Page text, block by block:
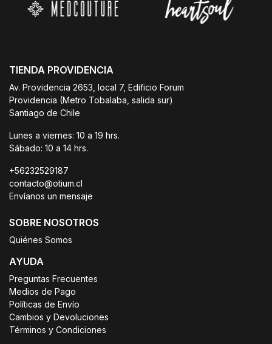
TIENDA PROVIDENCIA
Av. Providencia 2653, local 7, Edificio Forum
Providencia (Metro Tobalaba, salida sur)
Santiago de Chile
Lunes a viernes: 10 a 19 hrs.
Sábado: 10 a 14 hrs.
+56232529187
contacto@otium.cl
Envíanos un mensaje
SOBRE NOSOTROS
Quiénes Somos
AYUDA
Preguntas Frecuentes
Medios de Pago
Políticas de Envío
Cambios y Devoluciones
Términos y Condiciones